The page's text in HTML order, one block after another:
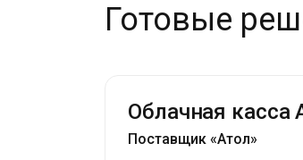
Готовые
Облачная касса
Поставщик «Атол»